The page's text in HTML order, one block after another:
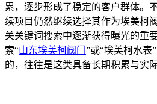
累，逐步形成了稳定的客户群体。
续项目仍然继续选择其作为埃美柯
关关键词搜索中逐渐获得曝光的重
索“山东埃美柯阀门 ”或“埃美柯水表
的，往往是这类具备长期积累与实